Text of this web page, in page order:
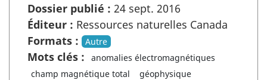
Dossier publié : 24 sept. 2016
Éditeur : Ressources naturelles Canada
Formats :
Autre
Mots clés :
anomalies électromagnétiques
champ magnétique total
géophysique